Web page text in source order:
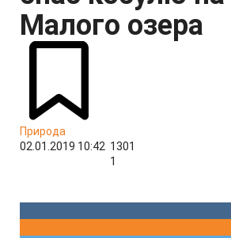
Малого озера
Природа
02.01.2019 10:42 1301
1